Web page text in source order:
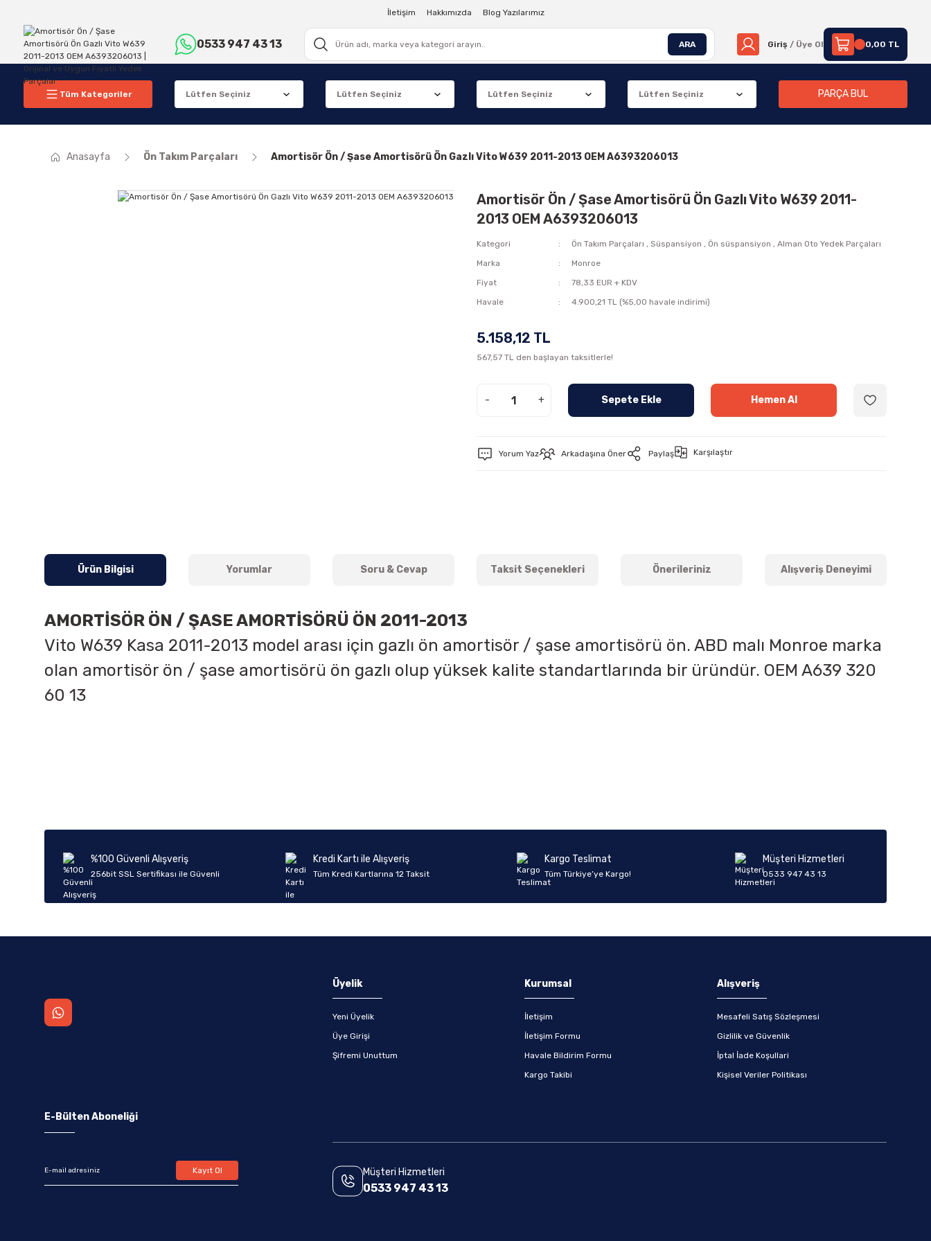
İletişim Hakkımızda Blog Yazılarımız
0533 947 43 13 ARA Giriş / Üye Ol 0,00 TL
Tüm Kategoriler PARÇA BUL
Anasayfa Ön Takım Parçaları Amortisör Ön / Şase Amortisörü Ön Gazlı Vito W639 2011-2013 OEM A6393206013
Amortisör Ön / Şase Amortisörü Ön Gazlı Vito W639 2011-
2013 OEM A6393206013
Kategori Ön Takım Parçaları ,Süspansiyon , Ön süspansiyon ,Alman Oto Yedek Parçaları
Marka
Monroe
Fiyat
78,33 EUR + KDV
Havale
4.900,21 TL (%5,00 havale indirimi)
5.158,12 TL
567,57 TL den başlayan taksitlerle!
- + Sepete Ekle Hemen Al
Yorum Yaz Arkadaşına Öner Paylaş Karşılaştır
Ürün Bilgisi Yorumlar Soru & Cevap Taksit Seçenekleri Önerileriniz Alışveriş Deneyimi
AMORTİSÖR ÖN / ŞASE AMORTİSÖRÜ ÖN 2011-2013
Vito W639 Kasa 2011-2013 model arası için gazlı ön amortisör / şase amortisörü ön. ABD malı Monroe marka
olan amortisör ön / şase amortisörü ön gazlı olup yüksek kalite standartlarında bir üründür. OEM A639 320
60 13
Ürün fiyatı diğer sitelerden daha pahalı.
Bu ürüne benzer farklı alternatifler olmalı.
%100 Güvenli Alışveriş
256bit SSL Sertifikası ile Güvenli
Kredi Kartı ile Alışveriş
Tüm Kredi Kartlarına 12 Taksit
Kargo Teslimat
Tüm Türkiye’ye Kargo!
Müşteri Hizmetleri
0533 947 43 13
Üyelik
Yeni Üyelik
Üye Girişi
Şifremi Unuttum
Kurumsal
İletişim
İletişim Formu
Havale Bildirim Formu
Kargo Takibi
Alışveriş
Mesafeli Satış Sözleşmesi
Gizlilik ve Güvenlik
İptal İade Koşullari
Kişisel Veriler Politikası
E-Bülten Aboneliği
Kayıt Ol Müşteri Hizmetleri
0533 947 43 13